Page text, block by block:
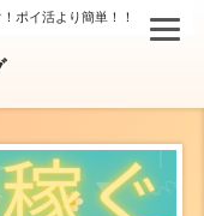
ポイ活より簡単！！